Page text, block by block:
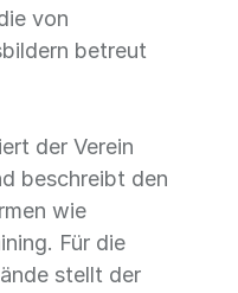
von
betreut
der Verein
beschreibt den
wie
Für die
stellt der